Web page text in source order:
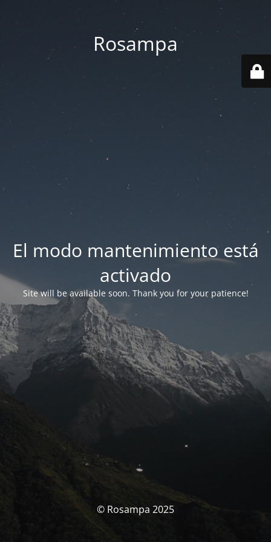
Rosampa
El modo mantenimiento está
activado
Site will be available soon. Thank you for your patience!
© Rosampa 2025